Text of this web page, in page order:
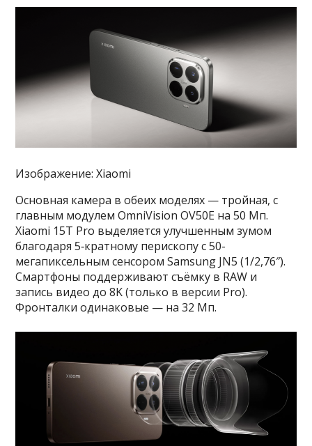
Изображение: Xiaomi
Основная камера в обеих моделях — тройная, с
главным модулем OmniVision OV50E на 50 Мп.
Xiaomi 15T Pro выделяется улучшенным зумом
благодаря 5‑кратному перископу с 50-
мегапиксельным сенсором Samsung JN5 (1/2,76″).
Смартфоны поддерживают съёмку в RAW и
запись видео до 8K (только в версии Pro).
Фронталки одинаковые — на 32 Мп.